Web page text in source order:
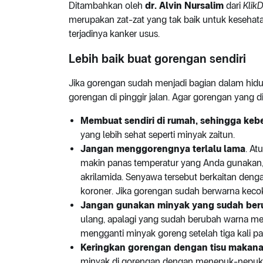
Ditambahkan oleh dr. Alvin Nursalim dari
merupakan zat-zat yang tak baik untuk
terjadinya kanker usus.
Lebih baik buat gorengan sendiri
Jika gorengan sudah menjadi bagian dalam
gorengan di pinggir jalan. Agar gorengan yang
Membuat sendiri di rumah, sehingga
yang lebih sehat seperti minyak zaitun.
Jangan menggorengnya terlalu lama.
makin panas temperatur yang Anda
akrilamida. Senyawa tersebut berkaitan
koroner. Jika gorengan sudah berwarna
Jangan gunakan minyak yang sudah
ulang, apalagi yang sudah berubah warna
mengganti minyak goreng setelah tiga kali
Keringkan gorengan dengan tisu